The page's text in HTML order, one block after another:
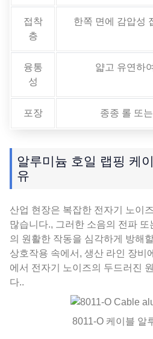
접착
층
한쪽 면에 감압성
융통
성
얇고 유연하
포장 종종 롤 또
알루미늄 호일 랩핑 케
유
산업 현장은 복잡한 전자기 노이
많습니다., 그러한 소음의 전파 또
의 원활한 작동을 심각하게 방해
상호작용 속에서, 생산 라인 장비
에서 전자기 노이즈의 두드러진
다..
8011-O 케이블 알